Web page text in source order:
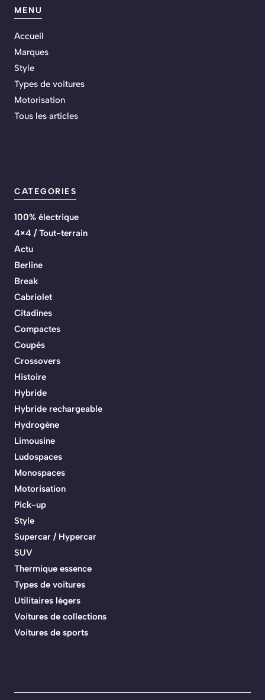
MENU
Accueil
Marques
Style
Types de voitures
Motorisation
Tous les articles
CATEGORIES
100% électrique
4×4 / Tout-terrain
Actu
Berline
Break
Cabriolet
Citadines
Compactes
Coupés
Crossovers
Histoire
Hybride
Hybride rechargeable
Hydrogène
Limousine
Ludospaces
Monospaces
Motorisation
Pick-up
Style
Supercar / Hypercar
SUV
Thermique essence
Types de voitures
Utilitaires légers
Voitures de collections
Voitures de sports